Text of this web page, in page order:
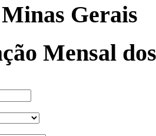
Gerais
Mensal